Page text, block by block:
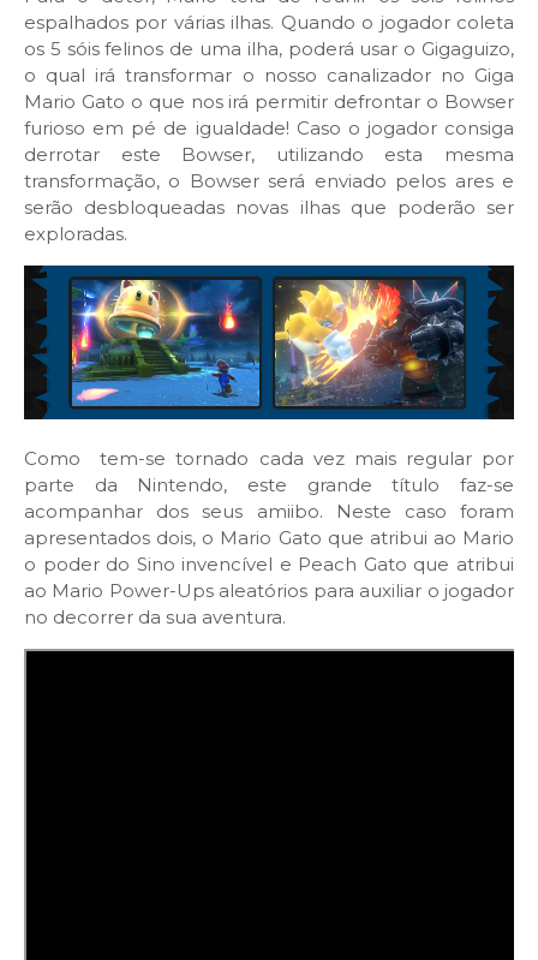
espalhados por várias ilhas. Quando o jogador coleta
os 5 sóis felinos de uma ilha, poderá usar o Gigaguizo,
o qual irá transformar o nosso canalizador no Giga
Mario Gato o que nos irá permitir defrontar o Bowser
furioso em pé de igualdade! Caso o jogador consiga
derrotar este Bowser, utilizando esta mesma
transformação, o Bowser será enviado pelos ares e
serão desbloqueadas novas ilhas que poderão ser
exploradas.
Como tem-se tornado cada vez mais regular por
parte da Nintendo, este grande título faz-se
acompanhar dos seus amiibo. Neste caso foram
apresentados dois, o Mario Gato que atribui ao Mario
o poder do Sino invencível e Peach Gato que atribui
ao Mario Power-Ups aleatórios para auxiliar o jogador
no decorrer da sua aventura.